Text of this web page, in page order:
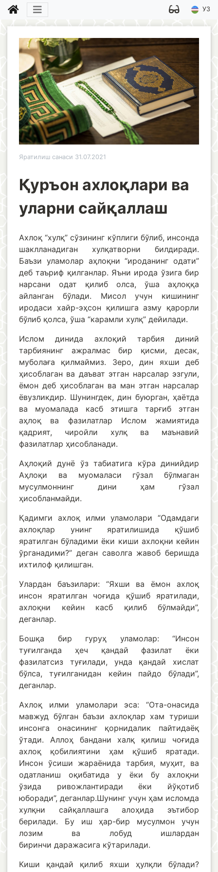
УЗ
Яратилиш санаси 31.07.2021
Қуръон ахлоқлари ва
уларни сайқаллаш
Ахлоқ “хулқ” сўзининг кўплиги бўлиб, инсонда
шаклланадиган хулқатворни билдиради.
Баъзи уламолар аҳлоқни “ироданинг одати”
деб таъриф қилганлар. Яъни ирода ўзига бир
нарсани одат қилиб олса, ўша аҳлоққа
айланган бўлади. Мисол учун кишининг
иродаси хайр-эҳсон қилишга азму қарорли
бўлиб қолса, ўша “карамли хулқ” дейилади.
Ислом динида ахлоқий тарбия диний
тарбиянинг ажралмас бир қисми, десак,
муболаға қилмаймиз. Зеро, дин яхши деб
ҳисоблаган ва даъват этган нарсалар эзгули,
ёмон деб ҳисоблаган ва ман этган нарсалар
ёвузликдир. Шунингдек, дин буюрган, ҳаётда
ва муомалада касб этишга тарғиб этган
аҳлоқ ва фазилатлар Ислом жамиятида
қадрият, чиройли хулқ ва маънавий
фазилатлар ҳисобланади.
Аҳлоқий дунё ўз табиатига кўра динийдир
Аҳлоқи ва муомаласи гўзал бўлмаган
мусулмоннинг дини ҳам гўзал
ҳисобланмайди.
Қадимги ахлоқ илми уламолари “Одамдаги
ахлоқлар унинг яратилишида қўшиб
яратилган бўладими ёки киши ахлоқни кейин
ўрганадими?” деган саволга жавоб беришда
ихтилоф қилишган.
Улардан баъзилари: “Яхши ва ёмон ахлоқ
инсон яратилган чоғида қўшиб яратилади,
ахлоқни кейин касб қилиб бўлмайди”,
деганлар.
Бошқа бир гуруҳ уламолар: “Инсон
туғилганда ҳеч қандай фазилат ёки
фазилатсиз туғилади, унда қандай хислат
бўлса, туғилганидан кейин пайдо бўлади”,
деганлар.
Ахлоқ илми уламолари эса: “Ота-онасида
мавжуд бўлган баъзи ахлоқлар хам туриши
инсонга онасининг қорнидалик пайтидаёқ
ўтади. Аллоҳ бандани халқ қилиш чоғида
ахлоқ қобилиятини ҳам қўшиб яратади.
Инсон ўсиши жараёнида тарбия, муҳит, ва
одатланиш оқибатида у ёки бу ахлоқни
ўзида ривожлантиради ёки йўқотиб
юборади”, деганлар.Шунинг учун ҳам исломда
хулқни сайқаллашга алоҳида эътибор
берилади. Бу иш ҳар-бир мусулмон учун
лозим ва лобуд ишлардан
биринчи даражасига кўтарилади.
Киши қандай қилиб яхши ҳулқли бўлади?